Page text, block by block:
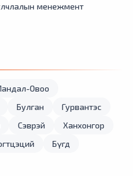
менежмент
Овоо
Булган
Гурвантэс
Сэврэй
Ханхонгор
Бүгд